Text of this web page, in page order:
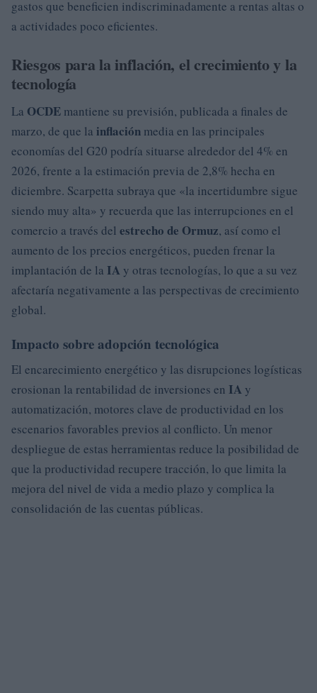
gastos que beneficien indiscriminadamente a rentas altas o
a actividades poco eficientes.
Riesgos para la inflación, el crecimiento y la
tecnología
La OCDE mantiene su previsión, publicada a finales de
marzo, de que la inflación media en las principales
economías del G20 podría situarse alrededor del 4% en
2026, frente a la estimación previa de 2,8% hecha en
diciembre. Scarpetta subraya que «la incertidumbre sigue
siendo muy alta» y recuerda que las interrupciones en el
comercio a través del estrecho de Ormuz, así como el
aumento de los precios energéticos, pueden frenar la
implantación de la IA y otras tecnologías, lo que a su vez
afectaría negativamente a las perspectivas de crecimiento
global.
Impacto sobre adopción tecnológica
El encarecimiento energético y las disrupciones logísticas
erosionan la rentabilidad de inversiones en IA y
automatización, motores clave de productividad en los
escenarios favorables previos al conflicto. Un menor
despliegue de estas herramientas reduce la posibilidad de
que la productividad recupere tracción, lo que limita la
mejora del nivel de vida a medio plazo y complica la
consolidación de las cuentas públicas.